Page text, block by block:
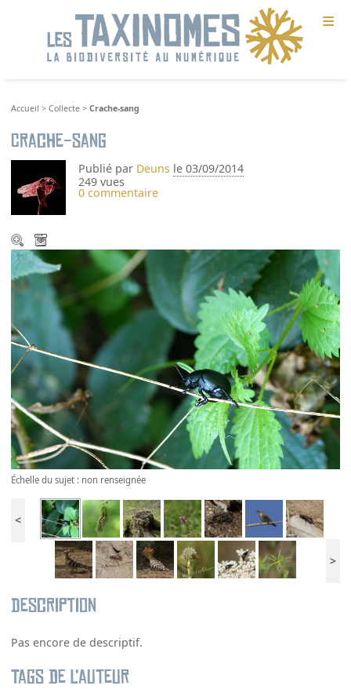
≡
Accueil >Collecte >Crache-sang
Crache-sang
Publié par Deuns le 03/09/2014
249 vues
0 commentaire
Échelle du sujet : non renseignée
<
>
Description
Pas encore de descriptif.
Tags de l’auteur